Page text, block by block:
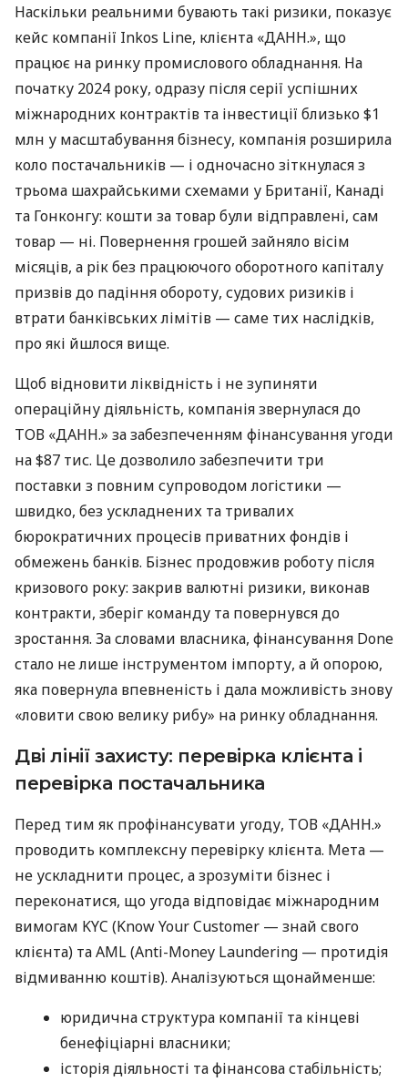
Наскільки реальними бувають такі ризики, показує
кейс компанії Inkos Line, клієнта «ДАНН.», що
працює на ринку промислового обладнання. На
початку 2024 року, одразу після серії успішних
міжнародних контрактів та інвестиції близько $1
млн у масштабування бізнесу, компанія розширила
коло постачальників — і одночасно зіткнулася з
трьома шахрайськими схемами у Британії, Канаді
та Гонконгу: кошти за товар були відправлені, сам
товар — ні. Повернення грошей зайняло вісім
місяців, а рік без працюючого оборотного капіталу
призвів до падіння обороту, судових ризиків і
втрати банківських лімітів — саме тих наслідків,
про які йшлося вище.
Щоб відновити ліквідність і не зупиняти
операційну діяльність, компанія звернулася до
ТОВ «ДАНН.» за забезпеченням фінансування угоди
на $87 тис. Це дозволило забезпечити три
поставки з повним супроводом логістики —
швидко, без ускладнених та тривалих
бюрократичних процесів приватних фондів і
обмежень банків. Бізнес продовжив роботу після
кризового року: закрив валютні ризики, виконав
контракти, зберіг команду та повернувся до
зростання. За словами власника, фінансування Done
стало не лише інструментом імпорту, а й опорою,
яка повернула впевненість і дала можливість знову
«ловити свою велику рибу» на ринку обладнання.
Дві лінії захисту: перевірка клієнта і
перевірка постачальника
Перед тим як профінансувати угоду, ТОВ «ДАНН.»
проводить комплексну перевірку клієнта. Мета —
не ускладнити процес, а зрозуміти бізнес і
переконатися, що угода відповідає міжнародним
вимогам KYC (Know Your Customer — знай свого
клієнта) та AML (Anti-Money Laundering — протидія
відмиванню коштів). Аналізуються щонайменше:
юридична структура компанії та кінцеві
бенефіціарні власники;
історія діяльності та фінансова стабільність;